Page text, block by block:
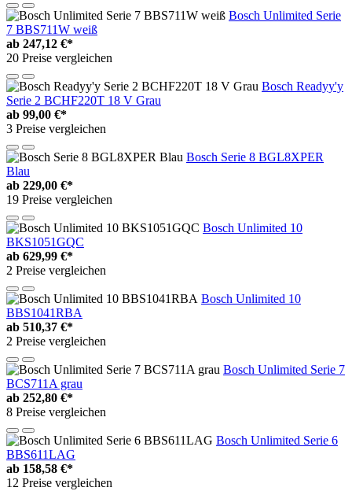
Bosch Unlimited Serie
7 BBS711W weiß
ab 247,12 €*
20 Preise vergleichen
Bosch Readyy'y
Serie 2 BCHF220T 18 V Grau
ab 99,00 €*
3 Preise vergleichen
Bosch Serie 8 BGL8XPER
Blau
ab 229,00 €*
19 Preise vergleichen
Bosch Unlimited 10
BKS1051GQC
ab 629,99 €*
2 Preise vergleichen
Bosch Unlimited 10
BBS1041RBA
ab 510,37 €*
2 Preise vergleichen
Bosch Unlimited Serie 7
BCS711A grau
ab 252,80 €*
8 Preise vergleichen
Bosch Unlimited Serie 6
BBS611LAG
ab 158,58 €*
12 Preise vergleichen